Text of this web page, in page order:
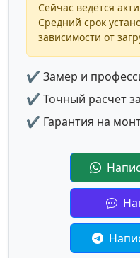
Сейчас ведётся
Средний срок
зависимости от
✔ Замер и
✔ Точный расчет
✔ Гарантия на